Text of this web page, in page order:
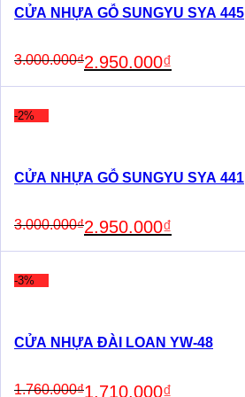
CỬA NHỰA GỖ SUNGYU SYA 445
3.000.000₫
price
was:
2.950.000₫
price
is:
-2%
CỬA NHỰA GỖ SUNGYU SYA 441
3.000.000₫
price
was:
2.950.000₫
price
is:
-3%
CỬA NHỰA ĐÀI LOAN YW-48
1.760.000₫1.710.000₫